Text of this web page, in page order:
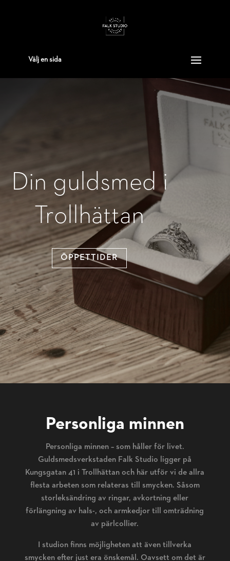
Välj en sida
Din guldsmed i
Trollhättan
ÖPPETTIDER
Personliga minnen
Personliga minnen – som håller för livet.
Guldsmedsverkstaden Falk Studio ligger på
Kungsgatan 41 i Trollhättan och här utför vi de allra
flesta arbeten som relateras till smycken. Såsom
storleksändring av ringar, avkortning eller
förlängning av hals-, och armkedjor till omträdning
av pärlcollier.
I studion finns möjligheten att även tillverka
smycken efter just era önskemål. Oavsett om det är